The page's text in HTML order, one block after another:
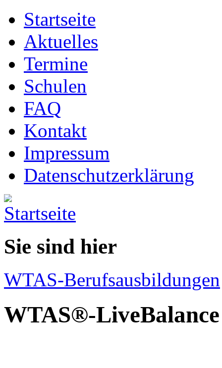
Startseite
Aktuelles
Termine
Schulen
FAQ
Kontakt
Impressum
Datenschutzerklärung
Sie sind hier
WTAS-Berufsausbildungen
WTAS®-